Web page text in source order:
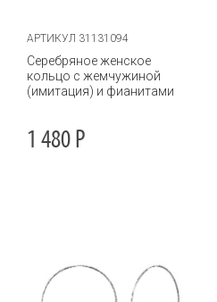
АРТИКУЛ 31131094
Серебряное женское
кольцо с жемчужиной
(имитация) и фианитами
1 480 Р